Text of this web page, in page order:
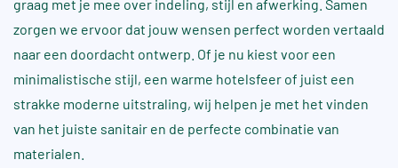
graag met je mee over indeling, stijl en afwerking. Samen
zorgen we ervoor dat jouw wensen perfect worden vertaald
naar een doordacht ontwerp. Of je nu kiest voor een
minimalistische stijl, een warme hotelsfeer of juist een
strakke moderne uitstraling, wij helpen je met het vinden
van het juiste sanitair en de perfecte combinatie van
materialen.